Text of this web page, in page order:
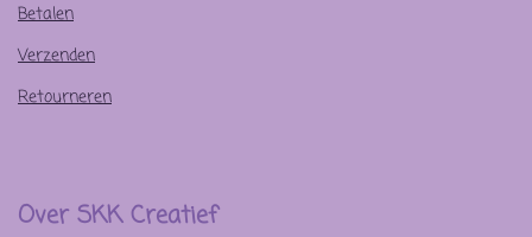
Betalen
Verzenden
Retourneren
Over SKK Creatief